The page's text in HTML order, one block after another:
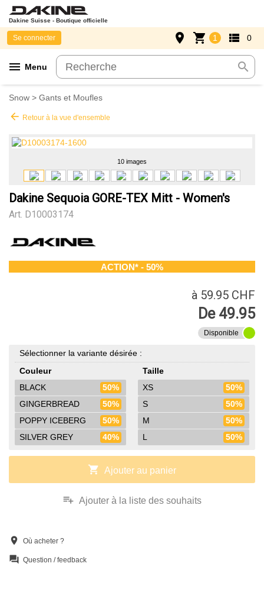
Dakine Suisse - Boutique officielle
menu Menu search
Se connecter place shopping_cart 1 view_list 0
Snow > Gants et Moufles
arrow_back Retour à la vue d'ensemble
10 images
Dakine Sequoia GORE-TEX Mitt - Women's
Art. D10003174
ACTION* - 50%
à 59.95 CHF
De 49.95
Disponible
Sélectionner la variante désirée :
Couleur
BLACK
50%
GINGERBREAD
50%
POPPY ICEBERG
50%
SILVER GREY
40%
Taille
XS
50%
S
50%
M
50%
L
50%
shopping_cart Ajouter au panier
playlist_add Ajouter à la liste des souhaits
location_on Où acheter ?
question_answer Question / feedback